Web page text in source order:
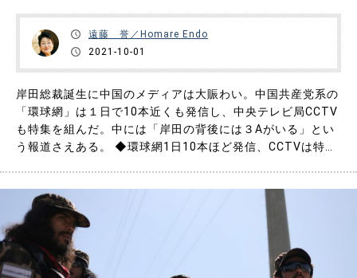
遠藤 誉／Homare Endo
2021-10-01
岸田総裁誕生に中国のメディアは大賑わい。中国共産党系の
「環球網」は１日で10本近くも発信し、中央テレビ局CCTV
も特集を組んだ。中には「岸田の背後には３Aがいる」とい
う報道さえある。 ◆環球網1日10本ほど発信、CCTVは特集
ぐ、第一報を出した。それをじっくり読む間もなく、すぐさ
ま第二報、……